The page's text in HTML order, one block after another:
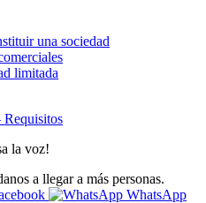
una sociedad
limitada
Requisitos
la voz!
a llegar a más personas.
WhatsApp